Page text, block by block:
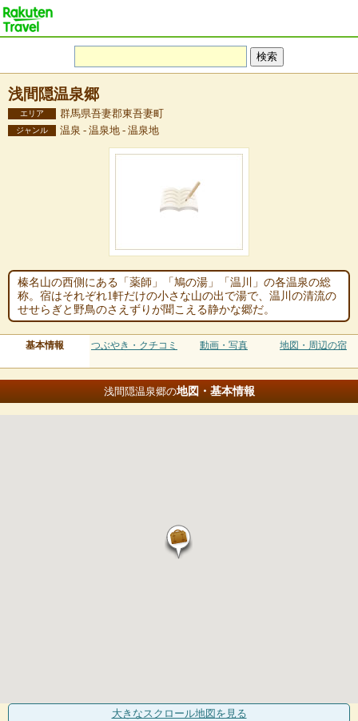
浅間隠温泉郷
エリア 群馬県吾妻郡東吾妻町
ジャンル 温泉 - 温泉地 - 温泉地
榛名山の西側にある「薬師」「鳩の湯」「温川」の各温泉の総
称。宿はそれぞれ1軒だけの小さな山の出で湯で、温川の清流の
せせらぎと野鳥のさえずりが聞こえる静かな郷だ。
基本情報 つぶやき・クチコミ 動画・写真 地図・周辺の宿
浅間隠温泉郷の地図・基本情報
大きなスクロール地図 を見る